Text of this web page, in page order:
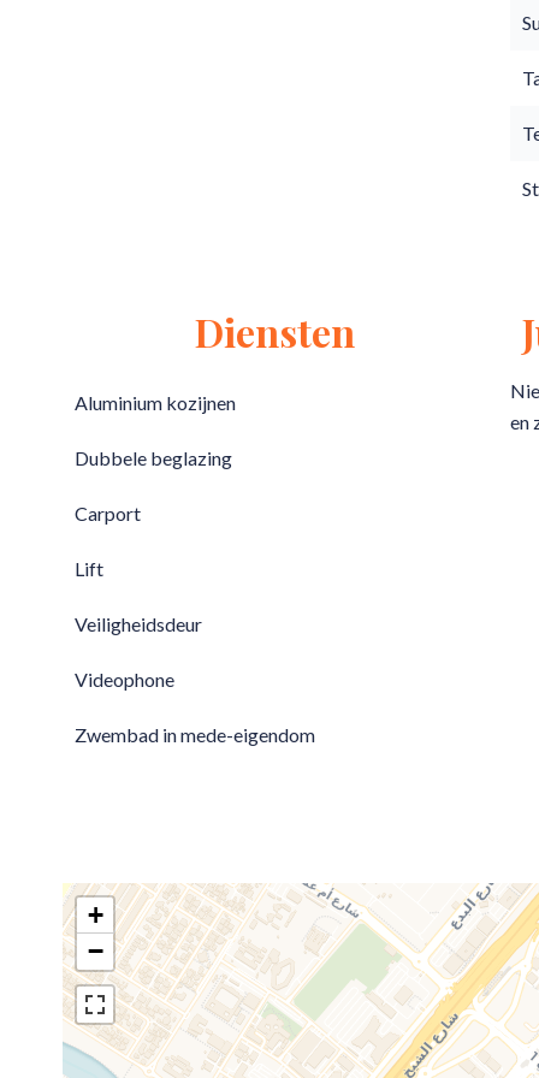
Diensten
Aluminium kozijnen
Dubbele beglazing
Carport
Lift
Veiligheidsdeur
Videophone
Zwembad in mede-eigendom
en
+
−